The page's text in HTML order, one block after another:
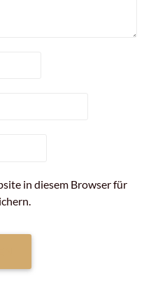
in diesem Browser für